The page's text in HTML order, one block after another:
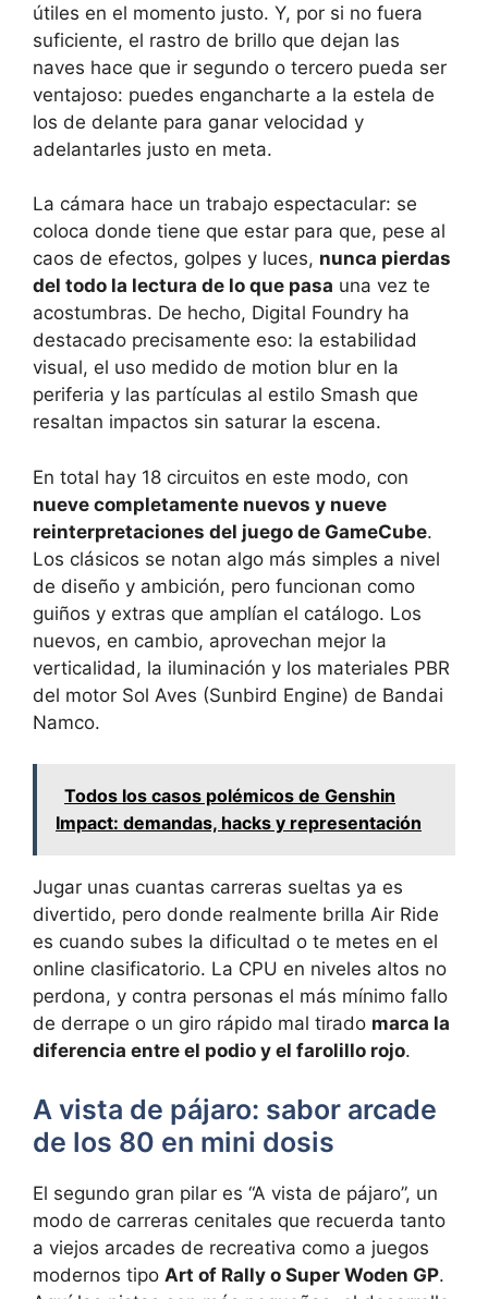
útiles en el momento justo. Y, por si no fuera
suficiente, el rastro de brillo que dejan las
naves hace que ir segundo o tercero pueda ser
ventajoso: puedes engancharte a la estela de
los de delante para ganar velocidad y
adelantarles justo en meta.
La cámara hace un trabajo espectacular: se
coloca donde tiene que estar para que, pese al
caos de efectos, golpes y luces, nunca pierdas
del todo la lectura de lo que pasa una vez te
acostumbras. De hecho, Digital Foundry ha
destacado precisamente eso: la estabilidad
visual, el uso medido de motion blur en la
periferia y las partículas al estilo Smash que
resaltan impactos sin saturar la escena.
En total hay 18 circuitos en este modo, con
nueve completamente nuevos y nueve
reinterpretaciones del juego de GameCube.
Los clásicos se notan algo más simples a nivel
de diseño y ambición, pero funcionan como
guiños y extras que amplían el catálogo. Los
nuevos, en cambio, aprovechan mejor la
verticalidad, la iluminación y los materiales PBR
del motor Sol Aves (Sunbird Engine) de Bandai
Namco.
Todos los casos polémicos de Genshin
Impact: demandas, hacks y representación
Jugar unas cuantas carreras sueltas ya es
divertido, pero donde realmente brilla Air Ride
es cuando subes la dificultad o te metes en el
online clasificatorio. La CPU en niveles altos no
perdona, y contra personas el más mínimo fallo
de derrape o un giro rápido mal tirado marca la
diferencia entre el podio y el farolillo rojo.
A vista de pájaro: sabor arcade
de los 80 en mini dosis
El segundo gran pilar es “A vista de pájaro”, un
modo de carreras cenitales que recuerda tanto
a viejos arcades de recreativa como a juegos
modernos tipo Art of Rally o Super Woden GP.